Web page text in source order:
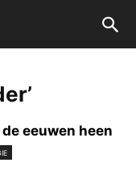
eeuwen heen